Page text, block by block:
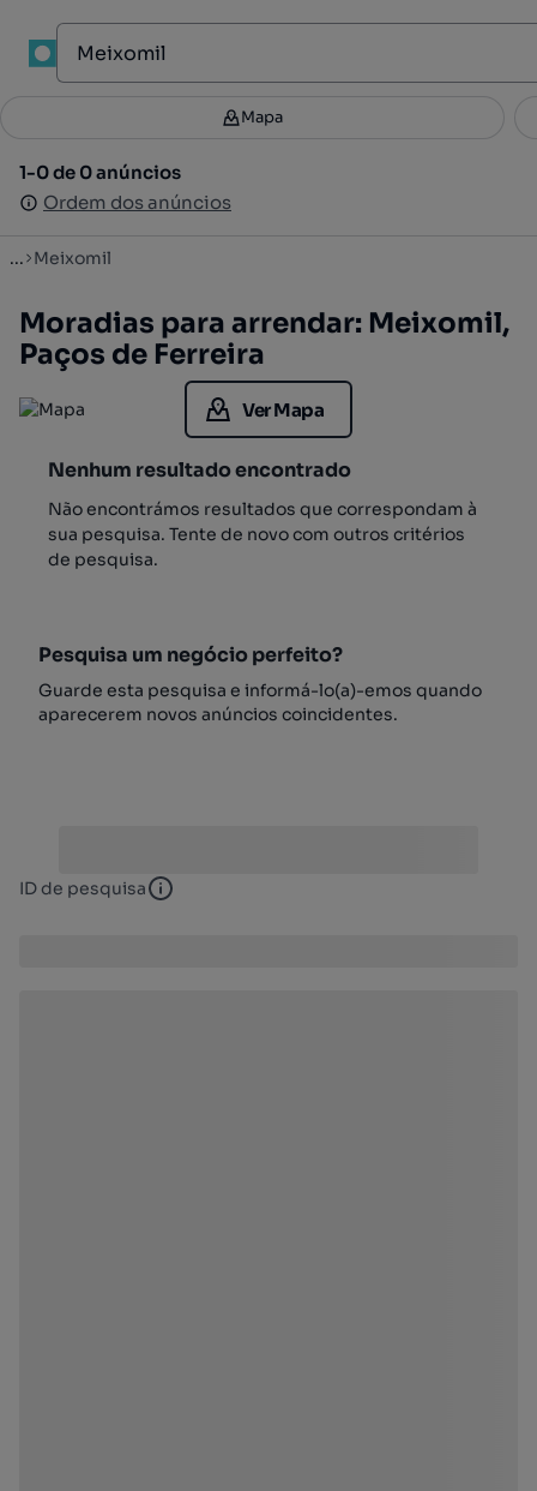
Filtros 3
1-0 de 0 anúncios
Ordem dos anúncios
Mapa
1-0 de 0 anúncios
Ordem dos anúncios
... Meixomil
Moradias para arrendar: Meixomil,
Paços de Ferreira
Ver Mapa
Nenhum resultado encontrado
Não encontrámos resultados que correspondam à
sua pesquisa. Tente de novo com outros critérios
de pesquisa.
Pesquisa um negócio perfeito?
Guarde esta pesquisa e informá-lo(a)-emos quando
aparecerem novos anúncios coincidentes.
ID de pesquisa ID de pesquisa